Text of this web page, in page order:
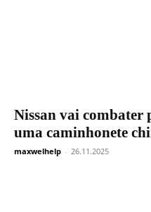
Nissan vai combater
uma caminhonete
maxwelhelp - 26.11.2025